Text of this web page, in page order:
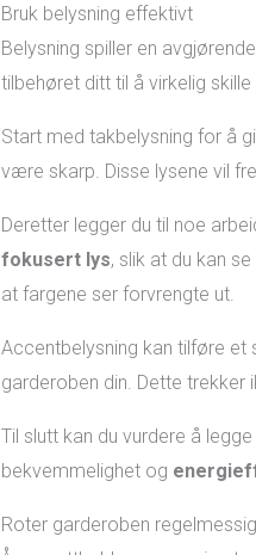
Bruk belysning effektivt
Belysning spiller en
tilbehøret ditt til å virkelig
Start med takbelysning for å gi
være skarp. Disse lysene vil
Deretter legger du til noe
fokusert lys, slik at du kan
at fargene ser forvrengte ut.
Accentbelysning kan tilføre et
garderoben din. Dette
Til slutt kan du vurdere å legge
bekvemmelighet og
Roter garderoben regelmessig